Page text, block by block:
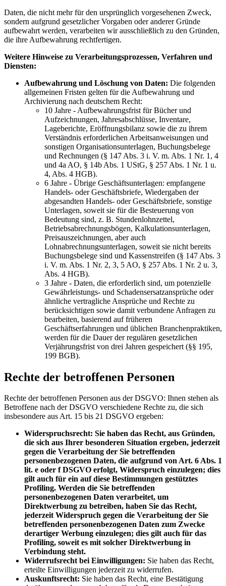
Daten, die nicht mehr für den ursprünglich vorgesehenen Zweck,
sondern aufgrund gesetzlicher Vorgaben oder anderer Gründe
aufbewahrt werden, verarbeiten wir ausschließlich zu den Gründen,
die ihre Aufbewahrung rechtfertigen.
Weitere Hinweise zu Verarbeitungsprozessen, Verfahren und
Diensten:
Aufbewahrung und Löschung von Daten: Die folgenden
allgemeinen Fristen gelten für die Aufbewahrung und
Archivierung nach deutschem Recht:
10 Jahre - Aufbewahrungsfrist für Bücher und
Aufzeichnungen, Jahresabschlüsse, Inventare,
Lageberichte, Eröffnungsbilanz sowie die zu ihrem
Verständnis erforderlichen Arbeitsanweisungen und
sonstigen Organisationsunterlagen, Buchungsbelege
und Rechnungen (§ 147 Abs. 3 i. V. m. Abs. 1 Nr. 1, 4
und 4a AO, § 14b Abs. 1 UStG, § 257 Abs. 1 Nr. 1 u.
4, Abs. 4 HGB).
6 Jahre - Übrige Geschäftsunterlagen: empfangene
Handels- oder Geschäftsbriefe, Wiedergaben der
abgesandten Handels- oder Geschäftsbriefe, sonstige
Unterlagen, soweit sie für die Besteuerung von
Bedeutung sind, z. B. Stundenlohnzettel,
Betriebsabrechnungsbögen, Kalkulationsunterlagen,
Preisauszeichnungen, aber auch
Lohnabrechnungsunterlagen, soweit sie nicht bereits
Buchungsbelege sind und Kassenstreifen (§ 147 Abs. 3
i. V. m. Abs. 1 Nr. 2, 3, 5 AO, § 257 Abs. 1 Nr. 2 u. 3,
Abs. 4 HGB).
3 Jahre - Daten, die erforderlich sind, um potenzielle
Gewährleistungs- und Schadensersatzansprüche oder
ähnliche vertragliche Ansprüche und Rechte zu
berücksichtigen sowie damit verbundene Anfragen zu
bearbeiten, basierend auf früheren
Geschäftserfahrungen und üblichen Branchenpraktiken,
werden für die Dauer der regulären gesetzlichen
Verjährungsfrist von drei Jahren gespeichert (§§ 195,
199 BGB).
Rechte der betroffenen Personen
Rechte der betroffenen Personen aus der DSGVO: Ihnen stehen als
Betroffene nach der DSGVO verschiedene Rechte zu, die sich
insbesondere aus Art. 15 bis 21 DSGVO ergeben:
Widerspruchsrecht: Sie haben das Recht, aus Gründen,
die sich aus Ihrer besonderen Situation ergeben, jederzeit
gegen die Verarbeitung der Sie betreffenden
personenbezogenen Daten, die aufgrund von Art. 6 Abs. 1
lit. e oder f DSGVO erfolgt, Widerspruch einzulegen; dies
gilt auch für ein auf diese Bestimmungen gestütztes
Profiling. Werden die Sie betreffenden
personenbezogenen Daten verarbeitet, um
Direktwerbung zu betreiben, haben Sie das Recht,
jederzeit Widerspruch gegen die Verarbeitung der Sie
betreffenden personenbezogenen Daten zum Zwecke
derartiger Werbung einzulegen; dies gilt auch für das
Profiling, soweit es mit solcher Direktwerbung in
Verbindung steht.
Widerrufsrecht bei Einwilligungen: Sie haben das Recht,
erteilte Einwilligungen jederzeit zu widerrufen.
Auskunftsrecht: Sie haben das Recht, eine Bestätigung